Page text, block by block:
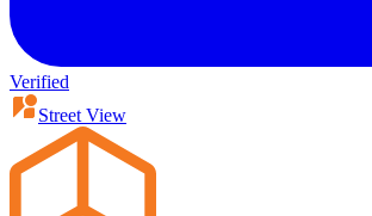
Verified
Street View